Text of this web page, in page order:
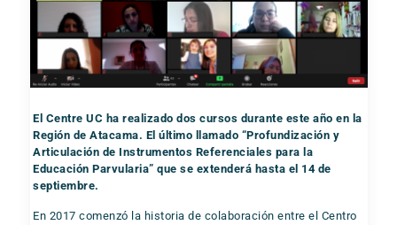
El Centre UC ha realizado dos cursos durante este año en la
Región de Atacama. El último llamado “Profundización y
Articulación de Instrumentos Referenciales para la
Educación Parvularia” que se extenderá hasta el 14 de
septiembre.
En 2017 comenzó la historia de colaboración entre el Centro